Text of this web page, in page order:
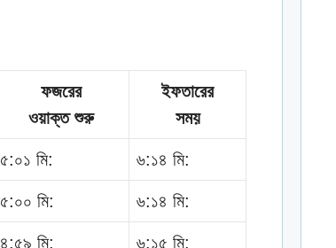
ফজরের
ওয়াক্ত শুরু
ইফতারের
সময়
৫:০১ মি: ৬:১৪ মি:
৫:০০ মি: ৬:১৪ মি:
৪:৫৯ মি: ৬:১৫ মি: